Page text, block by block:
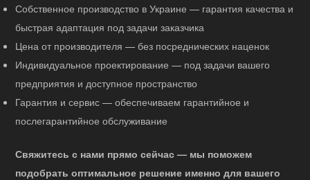
Собственное производство в Украине — гарантия качества и
быстрая адаптация под задачи заказчика
Цена от производителя — без посреднических наценок
Индивидуальное проектирование — под задачи вашего
предприятия и доступное пространство
Гарантия и сервис — обеспечиваем гарантийное и
послегарантийное обслуживание
Свяжитесь с нами прямо сейчас — мы поможем
подобрать оптимальное решение именно для вашего